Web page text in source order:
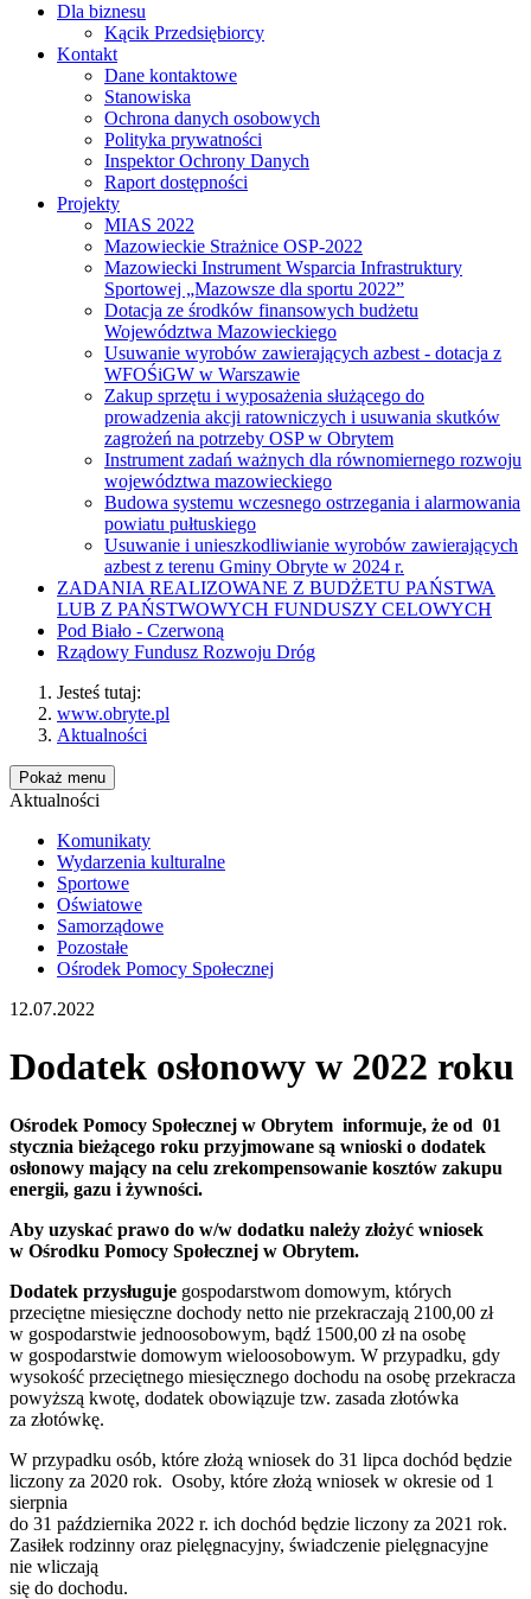
Dla biznesu
Kącik Przedsiębiorcy
Kontakt
Dane kontaktowe
Stanowiska
Ochrona danych osobowych
Polityka prywatności
Inspektor Ochrony Danych
Raport dostępności
Projekty
MIAS 2022
Mazowieckie Strażnice OSP-2022
Mazowiecki Instrument Wsparcia Infrastruktury
Sportowej „Mazowsze dla sportu 2022”
Dotacja ze środków finansowych budżetu
Województwa Mazowieckiego
Usuwanie wyrobów zawierających azbest - dotacja z
WFOŚiGW w Warszawie
Zakup sprzętu i wyposażenia służącego do
prowadzenia akcji ratowniczych i usuwania skutków
zagrożeń na potrzeby OSP w Obrytem
Instrument zadań ważnych dla równomiernego rozwoju
województwa mazowieckiego
Budowa systemu wczesnego ostrzegania i alarmowania
powiatu pułtuskiego
Usuwanie i unieszkodliwianie wyrobów zawierających
azbest z terenu Gminy Obryte w 2024 r.
ZADANIA REALIZOWANE Z BUDŻETU PAŃSTWA
LUB Z PAŃSTWOWYCH FUNDUSZY CELOWYCH
Pod Biało - Czerwoną
Rządowy Fundusz Rozwoju Dróg
Jesteś tutaj:
www.obryte.pl
Aktualności
Pokaż menu
Aktualności
Komunikaty
Wydarzenia kulturalne
Sportowe
Oświatowe
Samorządowe
Pozostałe
Ośrodek Pomocy Społecznej
12.07.2022
Dodatek osłonowy w 2022 roku
Ośrodek Pomocy Społecznej w Obrytem informuje, że od 01
stycznia bieżącego roku przyjmowane są wnioski o dodatek
osłonowy mający na celu zrekompensowanie kosztów zakupu
energii, gazu i żywności.
Aby uzyskać prawo do w/w dodatku należy złożyć wniosek
w Ośrodku Pomocy Społecznej w Obrytem.
Dodatek przysługuje gospodarstwom domowym, których
przeciętne miesięczne dochody netto nie przekraczają 2100,00 zł
w gospodarstwie jednoosobowym, bądź 1500,00 zł na osobę
w gospodarstwie domowym wieloosobowym. W przypadku, gdy
wysokość przeciętnego miesięcznego dochodu na osobę przekracza
powyższą kwotę, dodatek obowiązuje tzw. zasada złotówka
za złotówkę.
W przypadku osób, które złożą wniosek do 31 lipca dochód będzie
liczony za 2020 rok. Osoby, które złożą wniosek w okresie od 1
sierpnia
do 31 października 2022 r. ich dochód będzie liczony za 2021 rok.
Zasiłek rodzinny oraz pielęgnacyjny, świadczenie pielęgnacyjne
nie wliczają
się do dochodu.